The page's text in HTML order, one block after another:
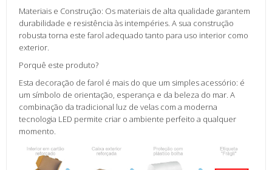
Materiais e Construção: Os materiais de alta qualidade garantem
durabilidade e resistência às intempéries. A sua construção
robusta torna este farol adequado tanto para uso interior como
exterior.
Porquê este produto?
Esta decoração de farol é mais do que um simples acessório: é
um símbolo de orientação, esperança e da beleza do mar. A
combinação da tradicional luz de velas com a moderna
tecnologia LED permite criar o ambiente perfeito a qualquer
momento.